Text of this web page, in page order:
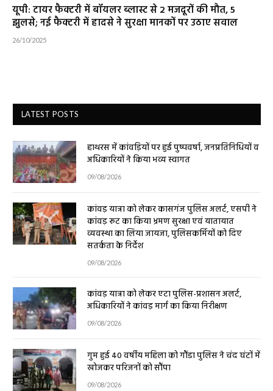
यूपी: टायर फैक्टरी में बॉयलर ब्लास्ट से 2 मजदूरों की मौत, 5
झुलसे; नई फैक्टरी में हादसे ने सुरक्षा मानकों पर उठाए सवाल
26/10/2025
LATEST POSTS
हाथरस में कांवड़ियों पर हुई पुष्पवर्षा, जनप्रतिनिधियों व
अधिकारियों ने किया भव्य स्वागत
09/08/2026
कांवड़ यात्रा को लेकर कासगंज पुलिस अलर्ट, एसपी ने
कांवड़ रूट का किया भ्रमण सुरक्षा एवं यातायात
व्यवस्था का लिया जायजा, पुलिसकर्मियों को दिए
सतर्कता के निर्देश
09/08/2026
कांवड़ यात्रा को लेकर एटा पुलिस-प्रशासन अलर्ट,
अधिकारियों ने कांवड़ मार्ग का किया निरीक्षण
09/08/2026
गुम हुई 40 वर्षीय महिला को गौंडा पुलिस ने चंद घंटों में
खोजकर परिजनों को सौंपा
09/08/2026